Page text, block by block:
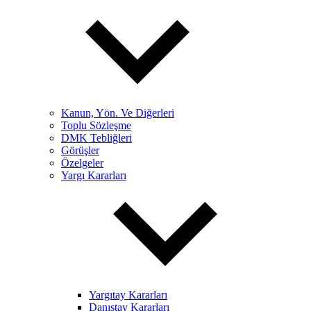
Kanun, Yön. Ve Diğerleri
Toplu Sözleşme
DMK Tebliğleri
Görüşler
Özelgeler
Yargı Kararları
Yargıtay Kararları
Danıştay Kararları